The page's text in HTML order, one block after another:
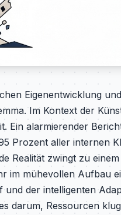
Eigenentwicklung
Im Kontext der
Ein alarmierender
Prozent aller internen
Realität zwingt zu
im mühevollen Aufbau
und der intelligenten
darum, Ressourcen